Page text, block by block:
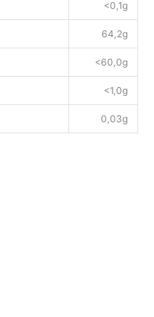
<0,1g
64,2g
<60,0g
<1,0g
0,03g